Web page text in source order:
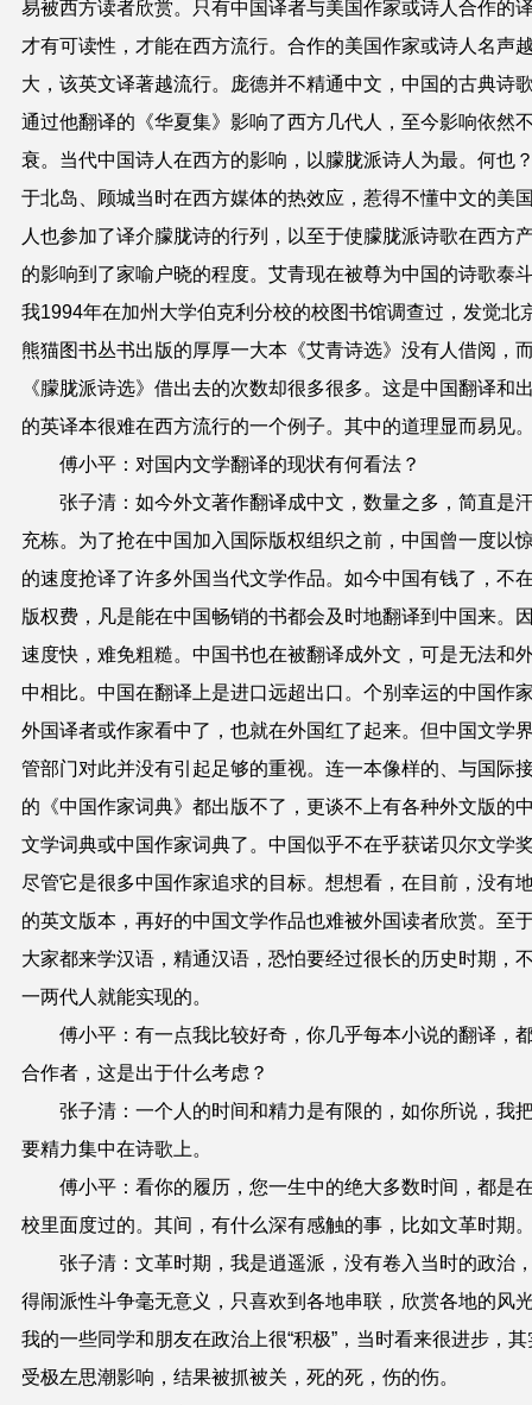
易被西方读者欣赏。只有中国译者与美国作家或诗人合作的
才有可读性，才能在西方流行。合作的美国作家或诗人名声
大，该英文译著越流行。庞德并不精通中文，中国的古典诗
通过他翻译的《华夏集》影响了西方几代人，至今影响依然
衰。当代中国诗人在西方的影响，以朦胧派诗人为最。何也
于北岛、顾城当时在西方媒体的热效应，惹得不懂中文的美
人也参加了译介朦胧诗的行列，以至于使朦胧派诗歌在西方
的影响到了家喻户晓的程度。艾青现在被尊为中国的诗歌泰
我1994年在加州大学伯克利分校的校图书馆调查过，发觉北
熊猫图书丛书出版的厚厚一大本《艾青诗选》没有人借阅，
《朦胧派诗选》借出去的次数却很多很多。这是中国翻译和
的英译本很难在西方流行的一个例子。其中的道理显而易见
傅小平：对国内文学翻译的现状有何看法？
张子清：如今外文著作翻译成中文，数量之多，简直是
充栋。为了抢在中国加入国际版权组织之前，中国曾一度以
的速度抢译了许多外国当代文学作品。如今中国有钱了，不
版权费，凡是能在中国畅销的书都会及时地翻译到中国来。
速度快，难免粗糙。中国书也在被翻译成外文，可是无法和
中相比。中国在翻译上是进口远超出口。个别幸运的中国作
外国译者或作家看中了，也就在外国红了起来。但中国文学
管部门对此并没有引起足够的重视。连一本像样的、与国际
的《中国作家词典》都出版不了，更谈不上有各种外文版的
文学词典或中国作家词典了。中国似乎不在乎获诺贝尔文学
尽管它是很多中国作家追求的目标。想想看，在目前，没有
的英文版本，再好的中国文学作品也难被外国读者欣赏。至
大家都来学汉语，精通汉语，恐怕要经过很长的历史时期，
一两代人就能实现的。
傅小平：有一点我比较好奇，你几乎每本小说的翻译，
合作者，这是出于什么考虑？
张子清：一个人的时间和精力是有限的，如你所说，我
要精力集中在诗歌上。
傅小平：看你的履历，您一生中的绝大多数时间，都是
校里面度过的。其间，有什么深有感触的事，比如文革时期
张子清：文革时期，我是逍遥派，没有卷入当时的政治
得闹派性斗争毫无意义，只喜欢到各地串联，欣赏各地的风
我的一些同学和朋友在政治上很“积极”，当时看来很进步，其
受极左思潮影响，结果被抓被关，死的死，伤的伤。